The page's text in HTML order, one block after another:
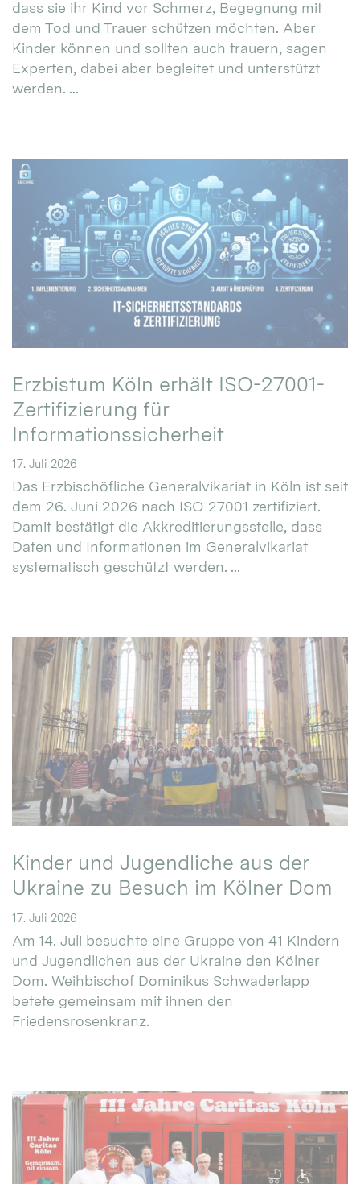
dass sie ihr Kind vor Schmerz, Begegnung mit
dem Tod und Trauer schützen möchten. Aber
Kinder können und sollten auch trauern, sagen
Experten, dabei aber begleitet und unterstützt
werden. ...
Erzbistum Köln erhält ISO-27001-
Zertifizierung für
Informationssicherheit
17. Juli 2026
Das Erzbischöfliche Generalvikariat in Köln ist seit
dem 26. Juni 2026 nach ISO 27001 zertifiziert.
Damit bestätigt die Akkreditierungsstelle, dass
Daten und Informationen im Generalvikariat
systematisch geschützt werden. ...
Kinder und Jugendliche aus der
Ukraine zu Besuch im Kölner Dom
17. Juli 2026
Am 14. Juli besuchte eine Gruppe von 41 Kindern
und Jugendlichen aus der Ukraine den Kölner
Dom. Weihbischof Dominikus Schwaderlapp
betete gemeinsam mit ihnen den
Friedensrosenkranz.